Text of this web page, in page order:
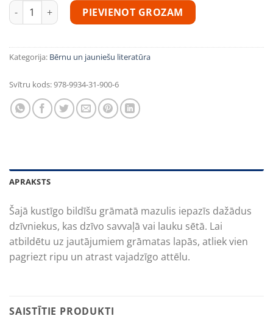
Dzīvnieki. Kustīgās bildītes daudzums
PIEVIENOT GROZAM
Kategorija: Bērnu un jauniešu literatūra
Svītru kods:978-9934-31-900-6
APRAKSTS
Šajā kustīgo bildīšu grāmatā mazulis iepazīs dažādus
dzīvniekus, kas dzīvo savvaļā vai lauku sētā. Lai
atbildētu uz jautājumiem grāmatas lapās, atliek vien
pagriezt ripu un atrast vajadzīgo attēlu.
SAISTĪTIE PRODUKTI